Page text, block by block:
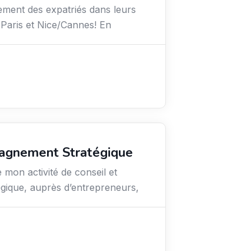
des expatriés dans leurs
et Nice/Cannes! En
Stratégique
activité de conseil et
auprès d’entrepreneurs,